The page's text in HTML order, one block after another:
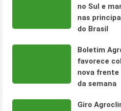
no Sul e
nas
do Brasil
Boletim
favorece
nova frente
da semana
Giro